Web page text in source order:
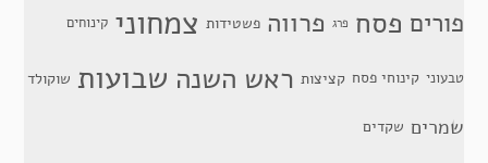
פורים פסח פרג פרווה פשטידות צמחוני קינוחים
טבעוני קינוחי פסח קציצות ראש השנה שבועות שוקולד
שמרים שקדים